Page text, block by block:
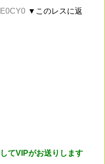
▼このレスに返
てVIPがお送りします